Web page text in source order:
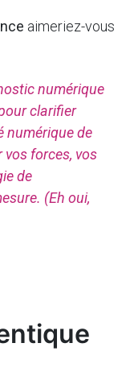
aimeriez-vous
numérique
clarifier
numérique de
vos forces, vos
de
(Eh oui,